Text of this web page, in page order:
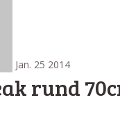
Jan. 25 2014
rund